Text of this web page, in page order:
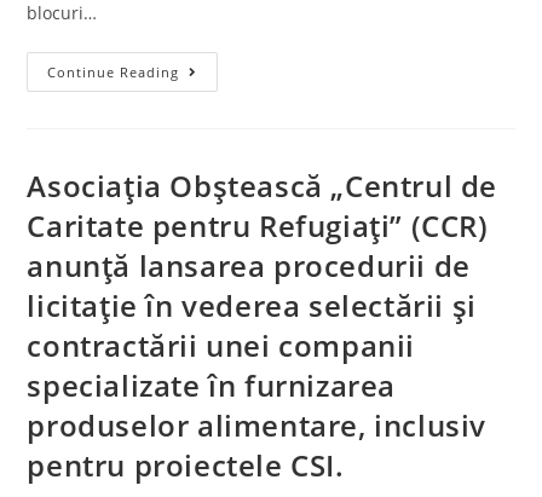
blocuri…
Continue Reading
Asociația Obștească „Centrul de
Caritate pentru Refugiați” (CCR)
anunță lansarea procedurii de
licitație în vederea selectării și
contractării unei companii
specializate în furnizarea
produselor alimentare, inclusiv
pentru proiectele CSI.